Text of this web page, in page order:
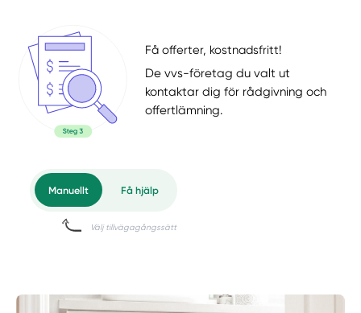
Få offerter, kostnadsfritt!
De vvs-företag du valt ut
kontaktar dig för rådgivning och
offertlämning.